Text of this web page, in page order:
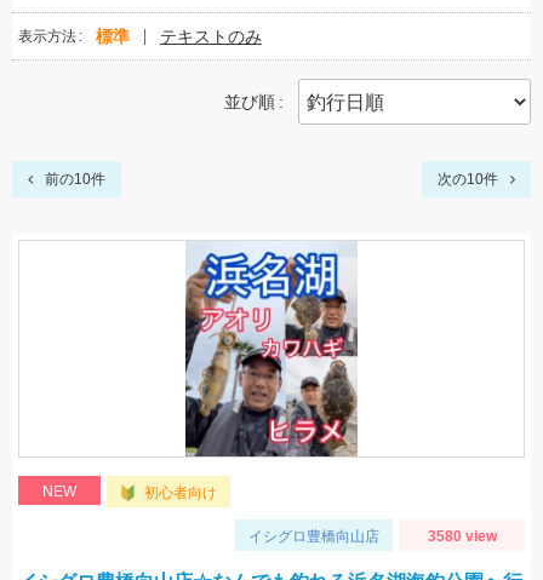
表示方法 標準 テキストのみ
並び順
前の10件 次の10件
NEW 初心者向け
イシグロ豊橋向山店 3580 view